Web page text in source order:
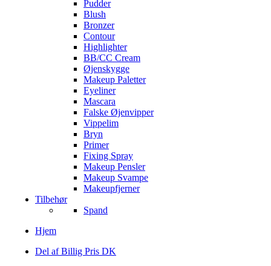
Pudder
Blush
Bronzer
Contour
Highlighter
BB/CC Cream
Øjenskygge
Makeup Paletter
Eyeliner
Mascara
Falske Øjenvipper
Vippelim
Bryn
Primer
Fixing Spray
Makeup Pensler
Makeup Svampe
Makeupfjerner
Tilbehør
Spand
Hjem
Del af Billig Pris DK